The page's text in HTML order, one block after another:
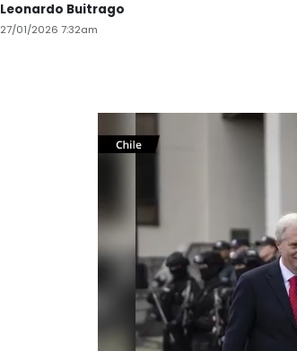
Leonardo Buitrago
27/01/2026 7:32am